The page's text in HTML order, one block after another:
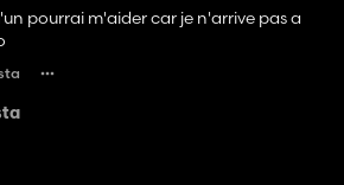
pourrai m'aider car je n'arrive pas a